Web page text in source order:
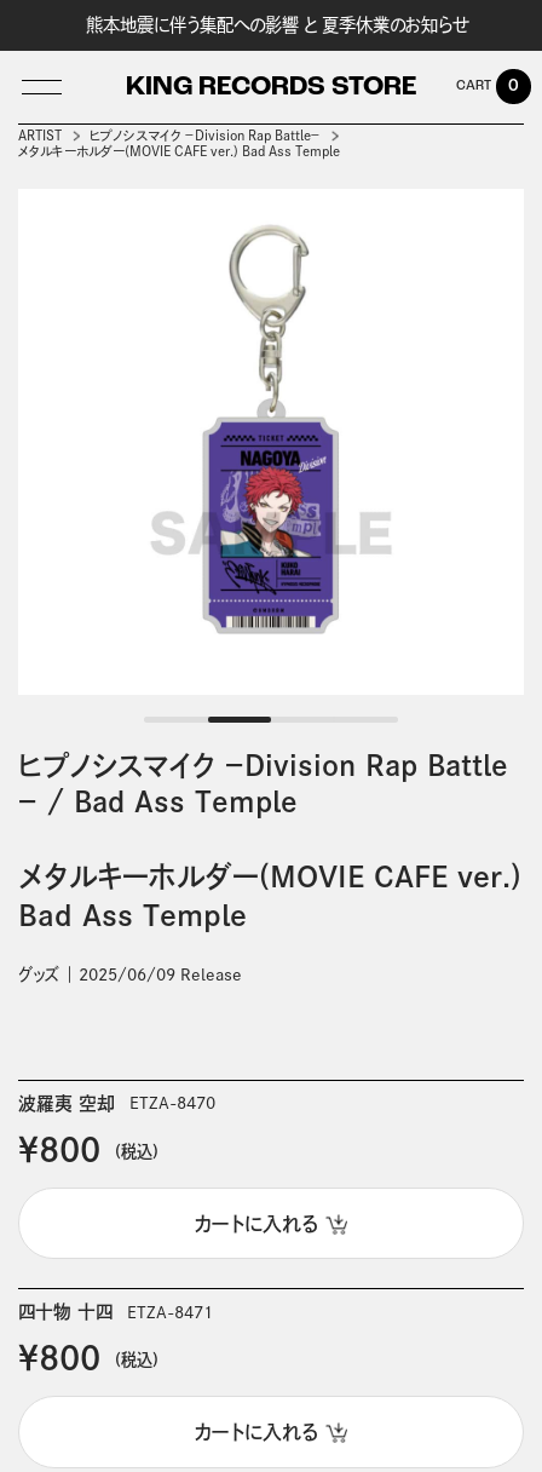
熊本地震に伴う集配への影響 と 夏季休業のお知らせ
KING RECORDS STORE 0
ARTIST
ヒプノシスマイク －Division Rap Battle－
メタルキーホルダー(MOVIE CAFE ver.) Bad Ass Temple
ヒプノシスマイク －Division Rap Battle
－ / Bad Ass Temple
メタルキーホルダー(MOVIE CAFE ver.)
Bad Ass Temple
グッズ 2025/06/09 Release
波羅夷 空却 ETZA-8470
￥800 (税込)
カートに入れる
四十物 十四 ETZA-8471
￥800 (税込)
カートに入れる